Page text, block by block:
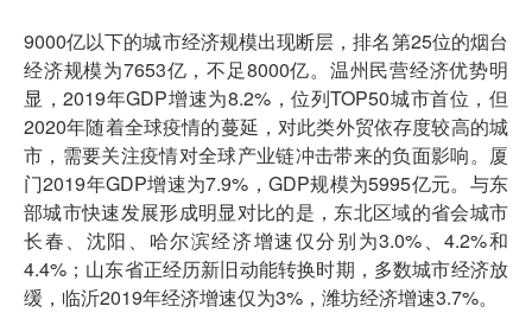
9000亿以下的城市经济规模出现断层，排名第25位的烟台
经济规模为7653亿，不足8000亿。温州民营经济优势明
显，2019年GDP增速为8.2%，位列TOP50城市首位，但
2020年随着全球疫情的蔓延，对此类外贸依存度较高的城
市，需要关注疫情对全球产业链冲击带来的负面影响。厦
门2019年GDP增速为7.9%，GDP规模为5995亿元。与东
部城市快速发展形成明显对比的是，东北区域的省会城市
长春、沈阳、哈尔滨经济增速仅分别为3.0%、4.2%和
4.4%；山东省正经历新旧动能转换时期，多数城市经济放
缓，临沂2019年经济增速仅为3%，潍坊经济增速3.7%。